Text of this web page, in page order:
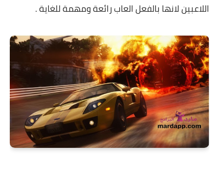
اللاعبين لانها بالفعل العاب رائعة ومهمة للغاية .